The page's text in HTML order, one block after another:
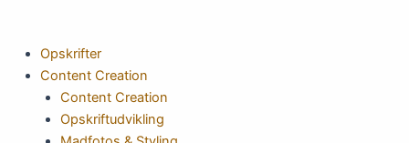
Opskrifter
Content Creation
Content Creation
Opskriftudvikling